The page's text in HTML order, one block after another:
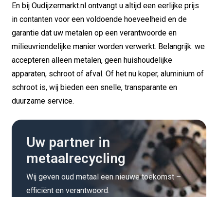
En bij Oudijzermarkt.nl ontvangt u altijd een eerlijke prijs
in contanten voor een voldoende hoeveelheid en de
garantie dat uw metalen op een verantwoorde en
milieuvriendelijke manier worden verwerkt. Belangrijk: we
accepteren alleen metalen, geen huishoudelijke
apparaten, schroot of afval. Of het nu koper, aluminium of
schroot is, wij bieden een snelle, transparante en
duurzame service.
Uw partner in
metaalrecycling
Wij geven oud metaal een nieuwe toekomst –
efficiënt en verantwoord.